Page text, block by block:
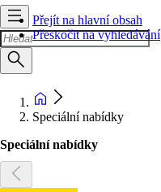
Přejít na hlavní obsah
Přeskočit na vyhledávání
Speciální nabídky
Speciální nabídky